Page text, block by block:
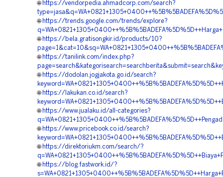
🌐 https://vendorpedia.ahmadcorp.com/search?
🌐 https://trends.google.com/trends/explore?
🌐 https://bela.gratisongkir.id/products/10?
🌐 https://tanilink.com/index.php?
🌐 https://dodolan.jogjakota.go.id/search?
🌐 https://lakukan.co.id/search?
🌐 https://www.jualaku.id/all-categories?
🌐 https://www.pricebook.co.id/search?
🌐 https://direktoriukm.com/search/?
🌐 https://blog.fastwork.id/?